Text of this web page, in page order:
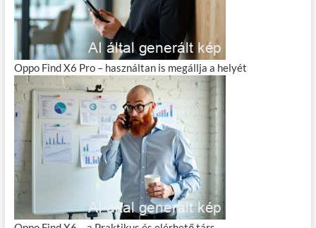
Oppo Find X6 Pro – használtan is megállja a helyét